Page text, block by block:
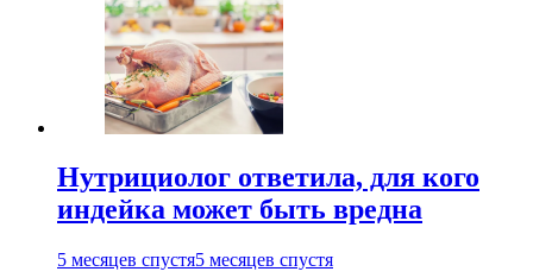
Нутрициолог ответила, для кого
индейка может быть вредна
5 месяцев спустя5 месяцев спустя